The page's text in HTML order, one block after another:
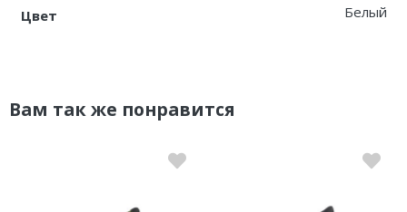
Цвет
Белый
Вам так же понравится